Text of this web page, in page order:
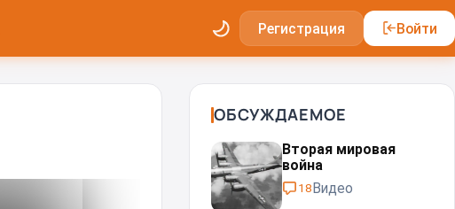
Регистрация Войти
ОБСУЖДАЕМОЕ
Вторая мировая
война
18Видео